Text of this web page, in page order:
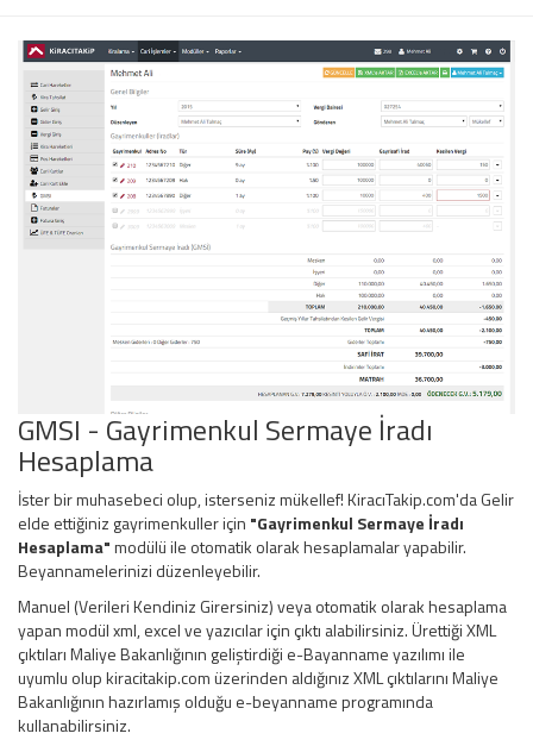
GMSI - Gayrimenkul Sermaye İradı
Hesaplama
İster bir muhasebeci olup, isterseniz mükellef! KiracıTakip.com'da Gelir
elde ettiğiniz gayrimenkuller için "Gayrimenkul Sermaye İradı
Hesaplama"modülü ile otomatik olarak hesaplamalar yapabilir.
Beyannamelerinizi düzenleyebilir.
Manuel (Verileri Kendiniz Girersiniz) veya otomatik olarak hesaplama
yapan modül xml, excel ve yazıcılar için çıktı alabilirsiniz. Ürettiği XML
çıktıları Maliye Bakanlığının geliştirdiği e-Bayanname yazılımı ile
uyumlu olup kiracitakip.com üzerinden aldığınız XML çıktılarını Maliye
Bakanlığının hazırlamış olduğu e-beyanname programında
kullanabilirsiniz.